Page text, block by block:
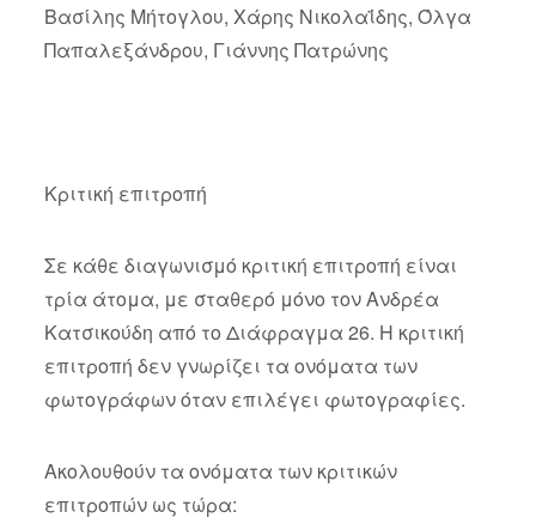
Βασίλης Μήτογλου, Χάρης Νικολαΐδης, Όλγα
Παπαλεξάνδρου, Γιάννης Πατρώνης
Κριτική επιτροπή
Σε κάθε διαγωνισμό κριτική επιτροπή είναι
τρία άτομα, με σταθερό μόνο τον Ανδρέα
Κατσικούδη από το Διάφραγμα 26. Η κριτική
επιτροπή δεν γνωρίζει τα ονόματα των
φωτογράφων όταν επιλέγει φωτογραφίες.
Ακολουθούν τα ονόματα των κριτικών
επιτροπών ως τώρα: